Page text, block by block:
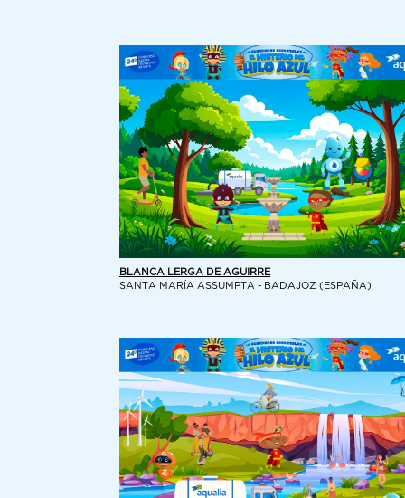
BLANCA LERGA DE AGUIRRE
SANTA MARÍA ASSUMPTA - BADAJOZ (ESPAÑA)